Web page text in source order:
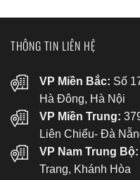
THÔNG TIN LIÊN HỆ
VP Miền Bắc: Số
Hà Đông, Hà Nội
VP Miền Trung:
Liên Chiểu- Đà
VP Nam Trung Bộ:
Trang, Khánh Hòa